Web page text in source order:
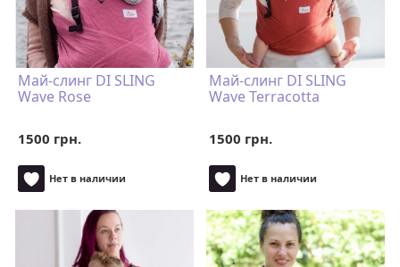
Май-слинг DI SLING
Wave Rose
1500 грн.
Нет в наличии
Май-слинг DI SLING
Wave Terracotta
1500 грн.
Нет в наличии